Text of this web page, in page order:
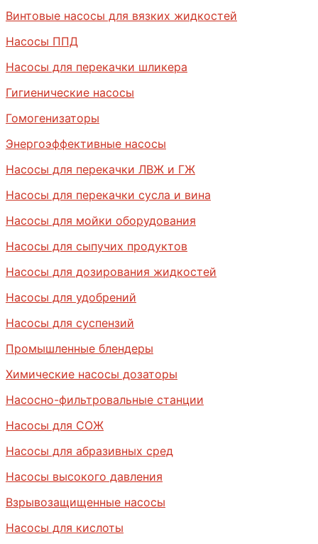
Винтовые насосы для вязких жидкостей
Насосы ППД
Насосы для перекачки шликера
Гигиенические насосы
Гомогенизаторы
Энергоэффективные насосы
Насосы для перекачки ЛВЖ и ГЖ
Насосы для перекачки сусла и вина
Насосы для мойки оборудования
Насосы для сыпучих продуктов
Насосы для дозирования жидкостей
Насосы для удобрений
Насосы для суспензий
Промышленные блендеры
Химические насосы дозаторы
Насосно-фильтровальные станции
Насосы для СОЖ
Насосы для абразивных сред
Насосы высокого давления
Взрывозащищенные насосы
Насосы для кислоты